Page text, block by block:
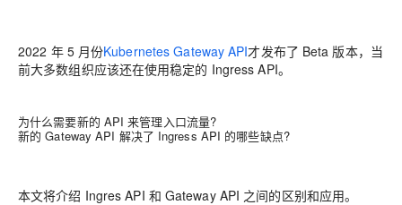
2022 年 5 月份Kubernetes Gateway API才发布了 Beta 版本，当
前大多数组织应该还在使用稳定的 Ingress API。
为什么需要新的 API 来管理入口流量?
新的 Gateway API 解决了 Ingress API 的哪些缺点?
本文将介绍 Ingres API 和 Gateway API 之间的区别和应用。